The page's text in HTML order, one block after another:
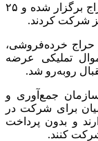
غلامی باغی بیان کرد: در سال جاری ۱۰۰۰ حراج برگزار شده و ۲۵
حراج خرده‌فروشی،
تملیکی عرضه
روبه‌رو شد.
جمع‌آوری و
برای شرکت در
و بدون پرداخت
کنند.